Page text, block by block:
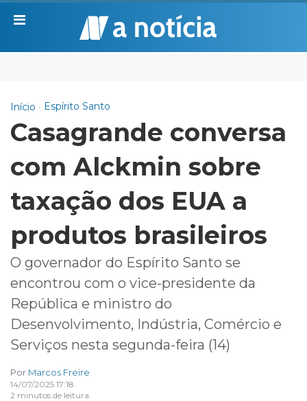
Início Espírito Santo
Casagrande conversa
com Alckmin sobre
taxação dos EUA a
produtos brasileiros
O governador do Espírito Santo se
encontrou com o vice-presidente da
República e ministro do
Desenvolvimento, Indústria, Comércio e
Serviços nesta segunda-feira (14)
Por Marcos Freire
14/07/2025 17:18
2 minutos de leitura